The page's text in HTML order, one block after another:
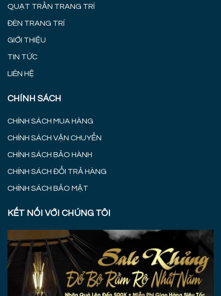
QUẠT TRẦN TRANG TRÍ
ĐÈN TRANG TRÍ
GIỚI THIỆU
TIN TỨC
LIÊN HỆ
CHÍNH SÁCH
CHÍNH SÁCH MUA HÀNG
CHÍNH SÁCH VẬN CHUYỂN
CHÍNH SÁCH BẢO HÀNH
CHÍNH SÁCH ĐỔI TRẢ HÀNG
CHÍNH SÁCH BẢO MẬT
KẾT NỐI VỚI CHÚNG TÔI